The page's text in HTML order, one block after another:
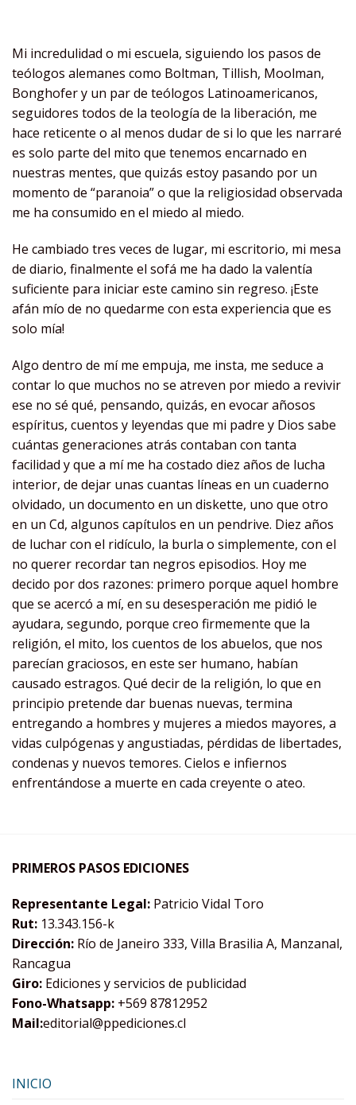
Mi incredulidad o mi escuela, siguiendo los pasos de
teólogos alemanes como Boltman, Tillish, Moolman,
Bonghofer y un par de teólogos Latinoamericanos,
seguidores todos de la teología de la liberación, me
hace reticente o al menos dudar de si lo que les narraré
es solo parte del mito que tenemos encarnado en
nuestras mentes, que quizás estoy pasando por un
momento de “paranoia” o que la religiosidad observada
me ha consumido en el miedo al miedo.
He cambiado tres veces de lugar, mi escritorio, mi mesa
de diario, finalmente el sofá me ha dado la valentía
suficiente para iniciar este camino sin regreso. ¡Este
afán mío de no quedarme con esta experiencia que es
solo mía!
Algo dentro de mí me empuja, me insta, me seduce a
contar lo que muchos no se atreven por miedo a revivir
ese no sé qué, pensando, quizás, en evocar añosos
espíritus, cuentos y leyendas que mi padre y Dios sabe
cuántas generaciones atrás contaban con tanta
facilidad y que a mí me ha costado diez años de lucha
interior, de dejar unas cuantas líneas en un cuaderno
olvidado, un documento en un diskette, uno que otro
en un Cd, algunos capítulos en un pendrive. Diez años
de luchar con el ridículo, la burla o simplemente, con el
no querer recordar tan negros episodios. Hoy me
decido por dos razones: primero porque aquel hombre
que se acercó a mí, en su desesperación me pidió le
ayudara, segundo, porque creo firmemente que la
religión, el mito, los cuentos de los abuelos, que nos
parecían graciosos, en este ser humano, habían
causado estragos. Qué decir de la religión, lo que en
principio pretende dar buenas nuevas, termina
entregando a hombres y mujeres a miedos mayores, a
vidas culpógenas y angustiadas, pérdidas de libertades,
condenas y nuevos temores. Cielos e infiernos
enfrentándose a muerte en cada creyente o ateo.
PRIMEROS PASOS EDICIONES
Representante Legal: Patricio Vidal Toro
Rut: 13.343.156-k
Dirección: Río de Janeiro 333, Villa Brasilia A, Manzanal,
Rancagua
Giro: Ediciones y servicios de publicidad
Fono-Whatsapp: +569 87812952
Mail:editorial@ppediciones.cl
INICIO